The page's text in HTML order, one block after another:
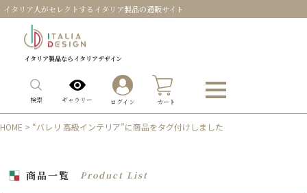
イタリア人がセレクトするイタリア製品の通販サイト
イタリア製品ならイタリアデザイン
検索 ギャラリー ログイン カート
HOME > “バレリ 高級インテリア”に商品をタグ付けしました
商品一覧 Product List